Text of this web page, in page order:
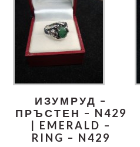
ИЗУМРУД –
ПРЪСТЕН – N429
| EMERALD –
RING – N429